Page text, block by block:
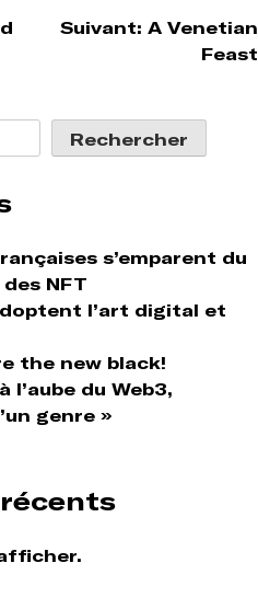
Suivant: A Venetian
Feast
Rechercher
s’emparent du
NFT
l’art digital et
the new black!
l’aube du Web3,
genre »